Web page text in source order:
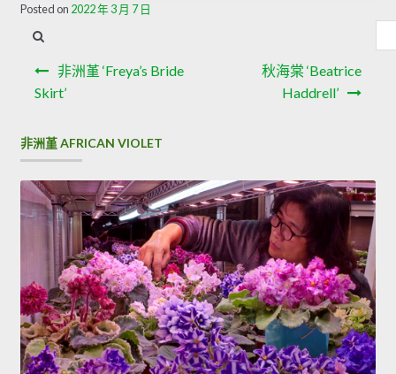
Posted on 2022 年 3 月 7 日
非洲堇 ‘Freya’s Bride
Skirt’
秋海棠 ‘Beatrice
Haddrell’
非洲堇 AFRICAN VIOLET